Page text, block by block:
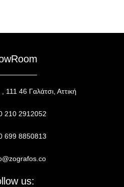
111 46 Γαλάτσι, Αττική
210 2912052
699 8850813
us: